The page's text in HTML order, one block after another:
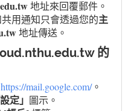
地址來回覆郵件。
用通知只會透過您的主
地址傳送。
的
https://mail.google.com/。
設定」 圖示。